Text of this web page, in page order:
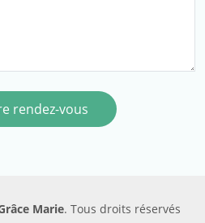
rendez-vous
Marie. Tous droits réservés